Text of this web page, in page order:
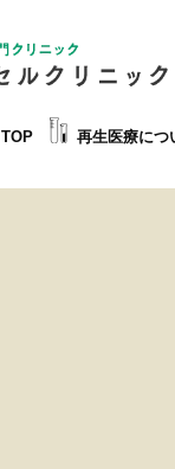
TOP 再生医療につ